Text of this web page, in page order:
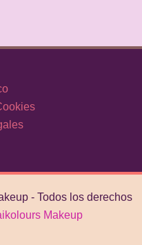
- Todos los derechos
Makeup